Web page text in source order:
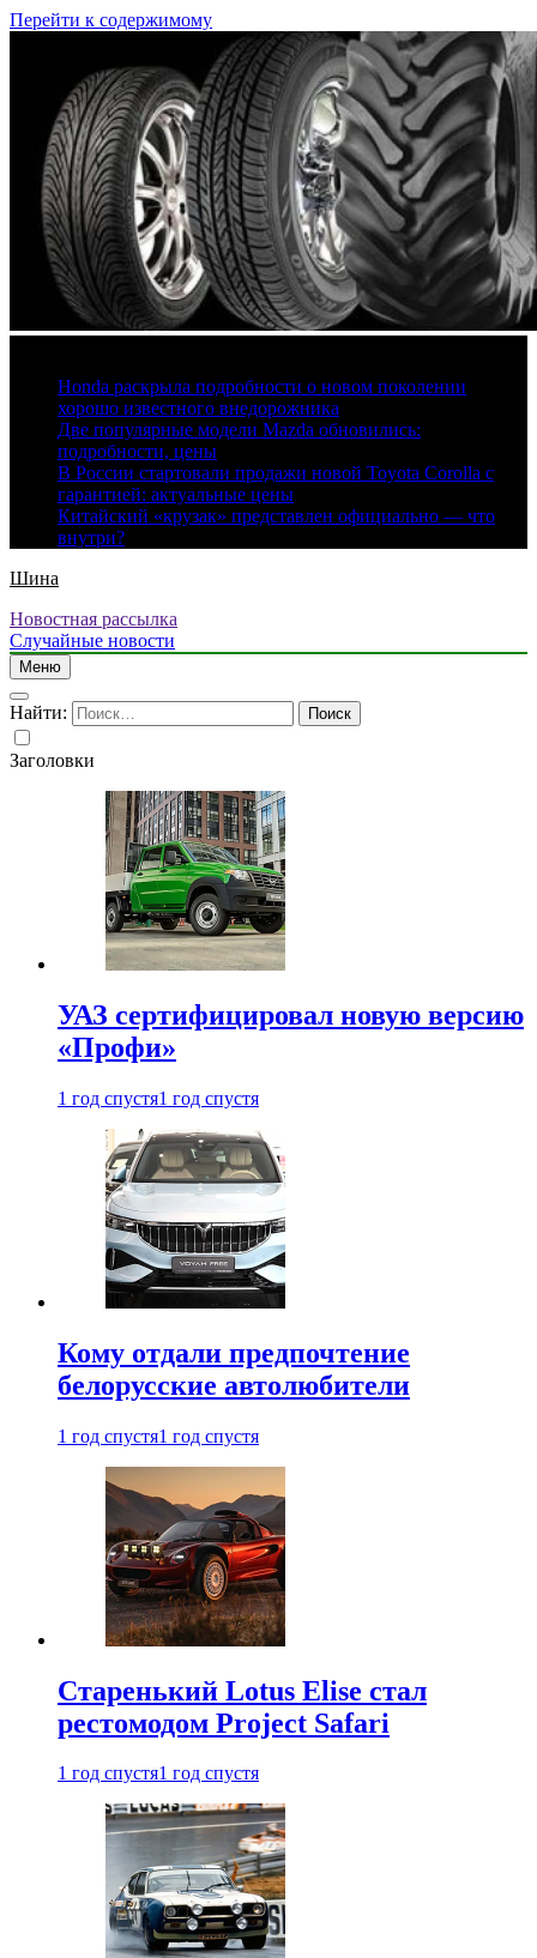
Перейти к содержимому
Honda раскрыла подробности о новом поколении
хорошо известного внедорожника
Две популярные модели Mazda обновились:
подробности, цены
В России стартовали продажи новой Toyota Corolla с
гарантией: актуальные цены
Китайский «крузак» представлен официально — что
внутри?
Шина
Новостная рассылка
Случайные новости
Меню
Найти:
Заголовки
УАЗ сертифицировал новую версию
«Профи»
1 год спустя1 год спустя
Кому отдали предпочтение
белорусские автолюбители
1 год спустя1 год спустя
Старенький Lotus Elise стал
рестомодом Project Safari
1 год спустя1 год спустя